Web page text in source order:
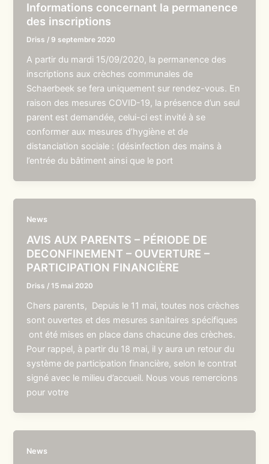
Informations concernant la permanence
des inscriptions
Driss / 9 septembre 2020
A partir du mardi 15/09/2020, la permanence des
inscriptions aux crèches communales de
Schaerbeek se fera uniquement sur rendez-vous. En
raison des mesures COVID-19, la présence d’un seul
parent est demandée, celui-ci est invité à se
conformer aux mesures d’hygiène et de
distanciation sociale : (désinfection des mains à
l’entrée du bâtiment ainsi que le port
News
AVIS AUX PARENTS – PÉRIODE DE
DECONFINEMENT – OUVERTURE –
PARTICIPATION FINANCIÈRE
Driss /15 mai 2020
Chers parents, Depuis le 11 mai, toutes nos crèches
sont ouvertes et des mesures sanitaires spécifiques
ont été mises en place dans chacune des crèches.
Pour rappel, à partir du 18 mai, il y aura un retour du
système de participation financière, selon le contrat
signé avec le milieu d’accueil. Nous vous remercions
pour votre
News